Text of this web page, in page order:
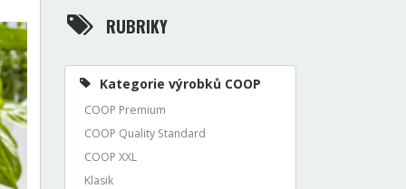
RUBRIKY
Kategorie výrobků COOP
COOP Premium
COOP Quality Standard
COOP XXL
Klasik